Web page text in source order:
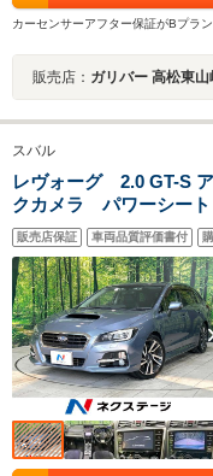
カーセンサーアフター保証がBプラ
販売店： ガリバー 高松東山
スバル
レヴォーグ 2.0 GT-S
クカメラ パワーシー
イトver3 LEDヘッド
インチAW Bluetooth
販売店保証 車両品質評価書付